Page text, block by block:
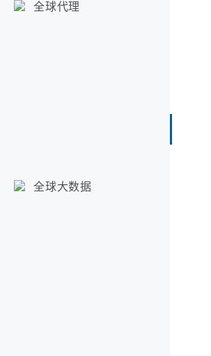
全球代理
全球大数据